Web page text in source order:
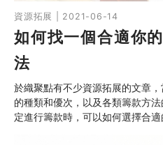
資源拓展 | 2021-06-14
如何找一個合適你
法
於織聚點有不少資源拓展的文章
的種類和優次，以及各類籌款方
定進行籌款時，可以如何選擇合